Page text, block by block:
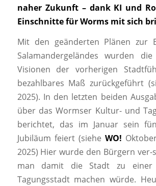
naher Zukunft – dank KI und
Einschnitte für Worms mit sich
Mit den geänderten Plänen zur
Salamandergeländes wurden
Visionen der vorherigen
bezahlbares Maß zurückgeführt
2025). In den letzten beiden
über das Wormser Kultur- und
berichtet, das im Januar sein
Jubiläum feiert (siehe WO!
2025) Hier wurde den Bürgern ver-
man damit die Stadt zu einer
Tagungsstadt machen würde.